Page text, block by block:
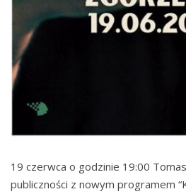
19 czerwca o godzinie 19:00
publiczności z nowym programem